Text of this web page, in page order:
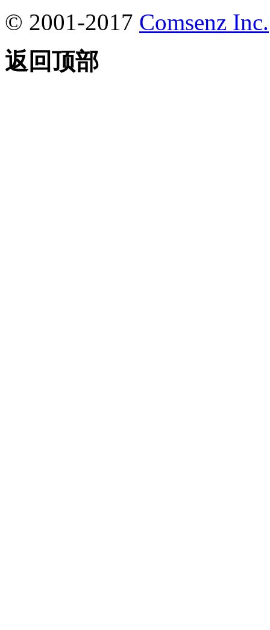
© 2001-2017 Comsenz Inc.
返回顶部